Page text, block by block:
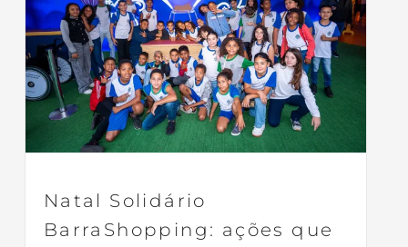
Natal Solidário
BarraShopping: ações que